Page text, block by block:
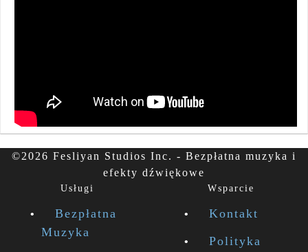
©2026 Fesliyan Studios Inc. - Bezpłatna muzyka i
efekty dźwiękowe
Usługi
Bezpłatna
Muzyka
Wsparcie
Kontakt
Polityka